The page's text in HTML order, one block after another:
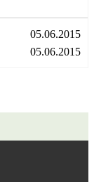
05.06.2015
05.06.2015